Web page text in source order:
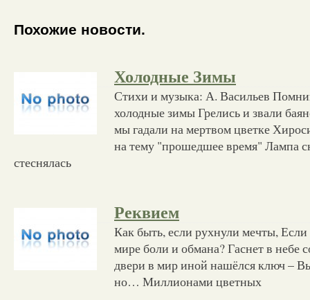
Похожие новости.
Холодные Зимы
Стихи и музыка: А. Васильев
холодные зимы Грелись и звали
мы гадали на мертвом цветке
на тему "прошедшее время" Лампа
стеснялась
Реквием
Как быть, если рухнули мечты,
мире боли и обмана? Гаснет в небе
двери в мир иной нашёлся ключ –
но… Миллионами цветных